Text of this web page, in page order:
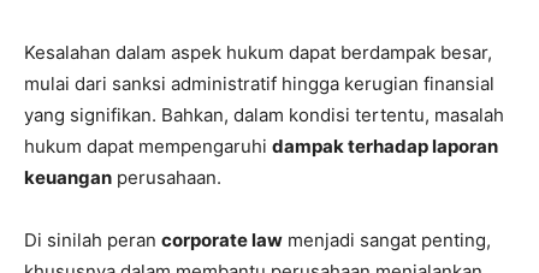
Kesalahan dalam aspek hukum dapat berdampak besar,
mulai dari sanksi administratif hingga kerugian finansial
yang signifikan. Bahkan, dalam kondisi tertentu, masalah
hukum dapat mempengaruhi dampak terhadap laporan
keuangan perusahaan.
Di sinilah peran corporate law menjadi sangat penting,